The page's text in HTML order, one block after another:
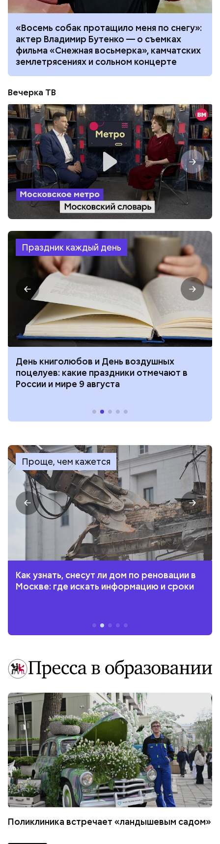
«Восемь собак протащило меня по снегу»:
актер Владимир Бутенко — о съемках
фильма «Снежная восьмерка», камчатских
землетрясениях и сольном концерте
Вечерка ТВ
Праздник каждый день
День книголюбов и День воздушных
поцелуев: какие праздники отмечают в
России и мире 9 августа
Проще, чем кажется
Как узнать, снесут ли дом по реновации в
Москве: где искать информацию и сроки
Поликлиника встречает «ландышевым садом»